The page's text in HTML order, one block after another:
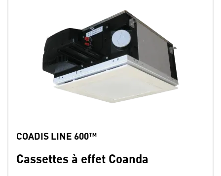
Cassettes à effet Coanda
COADIS LINE 600™